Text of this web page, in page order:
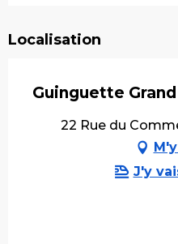
Localisation
Guinguette
22 Rue du
J'y